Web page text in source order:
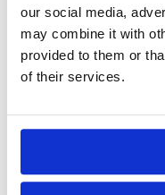
our social media,
may combine it with
provided to them or
of their services.
Visie & Missie
Organisatie
Algemene Voorwaarden